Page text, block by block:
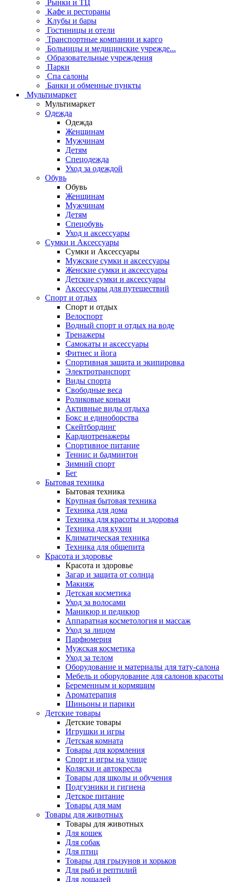
Рынки и ТЦ
Кафе и рестораны
Клубы и бары
Гостиницы и отели
Транспортные компании и карго
Больницы и медицинские учрежде...
Образовательные учреждения
Парки
Спа салоны
Банки и обменные пункты
Мультимаркет
Мультимаркет
Одежда
Одежда
Женщинам
Мужчинам
Детям
Спецодежда
Уход за одеждой
Обувь
Обувь
Женщинам
Мужчинам
Детям
Спецобувь
Уход и аксессуары
Сумки и Аксессуары
Сумки и Аксессуары
Мужские сумки и аксессуары
Женские сумки и аксессуары
Детские сумки и аксессуары
Аксессуары для путешествий
Спорт и отдых
Спорт и отдых
Велоспорт
Водный спорт и отдых на воде
Тренажеры
Самокаты и аксессуары
Фитнес и йога
Спортивная защита и экипировка
Электротранспорт
Виды спорта
Свободные веса
Роликовые коньки
Активные виды отдыха
Бокс и единоборства
Скейтбординг
Кардиотренажеры
Спортивное питание
Теннис и бадминтон
Зимний спорт
Бег
Бытовая техника
Бытовая техника
Крупная бытовая техника
Техника для дома
Техника для красоты и здоровья
Техника для кухни
Климатическая техника
Техника для общепита
Красота и здоровье
Красота и здоровье
Загар и защита от солнца
Макияж
Детская косметика
Уход за волосами
Маникюр и педикюр
Аппаратная косметология и массаж
Уход за лицом
Парфюмерия
Мужская косметика
Уход за телом
Оборудование и материалы для тату-салона
Мебель и оборудование для салонов красоты
Беременным и кормящим
Ароматерапия
Шиньоны и парики
Детские товары
Детские товары
Игрушки и игры
Детская комната
Товары для кормления
Спорт и игры на улице
Коляски и автокресла
Товары для школы и обучения
Подгузники и гигиена
Детское питание
Товары для мам
Товары для животных
Товары для животных
Для кошек
Для собак
Для птиц
Товары для грызунов и хорьков
Для рыб и рептилий
Для лошадей